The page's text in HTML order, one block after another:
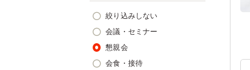
絞り込みしない
会議・セミナー
懇親会
会食・接待